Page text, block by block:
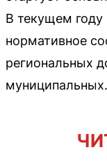
В текущем году
нормативное
региональных
муниципальных.